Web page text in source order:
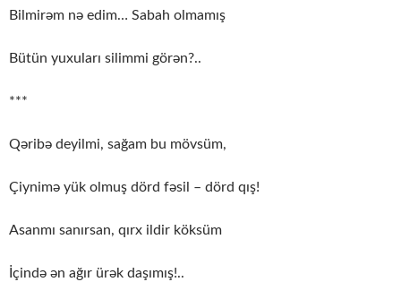
Bilmirəm nə edim… Sabah olmamış
Bütün yuxuları silimmi görən?..
***
Qəribə deyilmi, sağam bu mövsüm,
Çiynimə yük olmuş dörd fəsil – dörd qış!
Asanmı sanırsan, qırx ildir köksüm
İçində ən ağır ürək daşımış!..